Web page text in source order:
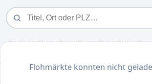
Flohmärkte konnten nicht